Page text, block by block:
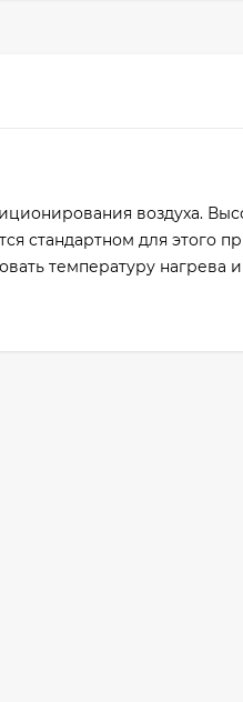
воздуха.
стандартном для этого
температуру нагрева и